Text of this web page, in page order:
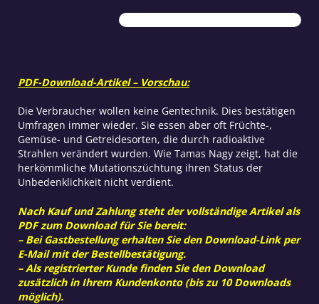
Menge
PDF-Download-Artikel – Vorschau:
Die Verbraucher wollen keine Gentechnik. Dies bestätigen
Umfragen immer wieder. Sie essen aber oft Früchte-,
Gemüse- und Getreidesorten, die durch radioaktive
Strahlen verändert wurden. Wie Tamas Nagy zeigt, hat die
herkömmliche Mutationszüchtung ihren Status der
Unbedenklichkeit nicht verdient.
Nach Kauf und Zahlung steht der vollständige Artikel als
PDF zum Download für Sie bereit:
– Bei Gastbestellung erhalten Sie den Download-Link per
E-Mail mit der Bestellbestätigung.
– Als registrierter Kunde finden Sie den Download
zusätzlich in Ihrem Kundenkonto (bis zu 10 Downloads
möglich).